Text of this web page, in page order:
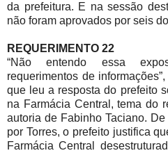
da prefeitura. E na sessão
não foram aprovados por seis
REQUERIMENTO 22
“Não entendo essa
requerimentos de
que leu a resposta do prefeito
na Farmácia Central, tema do
autoria de Fabinho Taciano.
por Torres, o prefeito justifica
Farmácia Central